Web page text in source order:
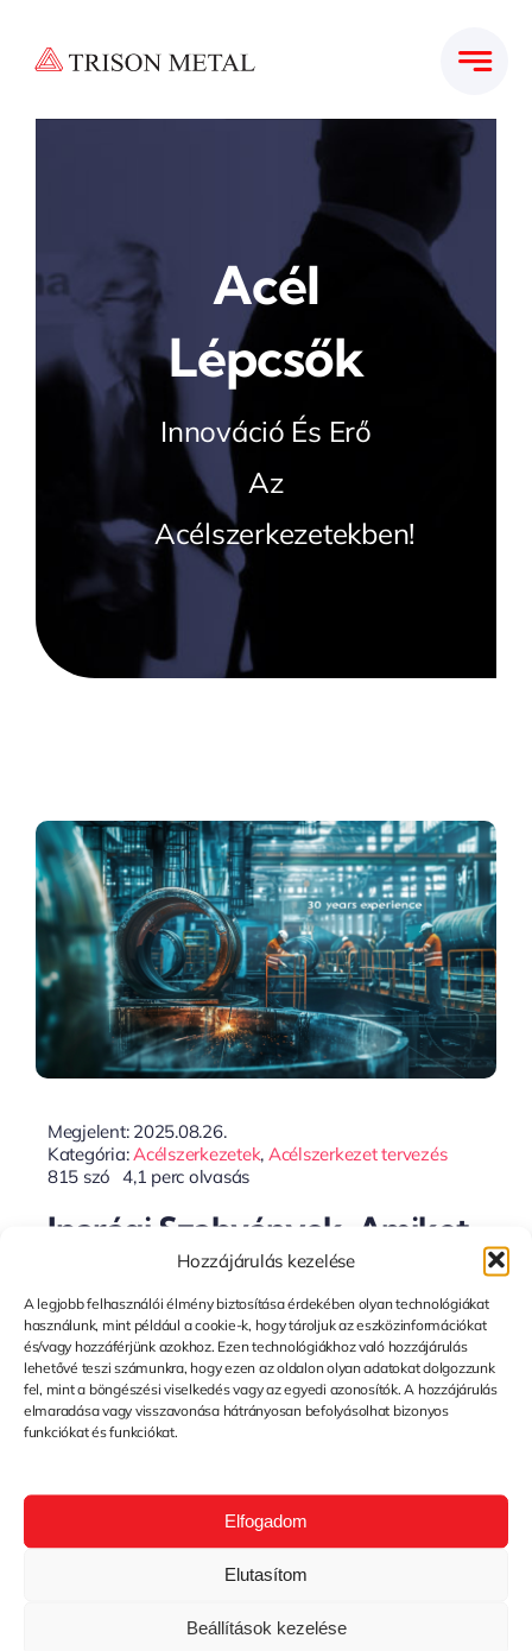
Hozzájárulás kezelése
A legjobb felhasználói élmény biztosítása érdekében olyan technológiákat
használunk, mint például a cookie-k, hogy tároljuk az eszközinformációkat
és/vagy hozzáférjünk azokhoz. Ezen technológiákhoz való hozzájárulás
lehetővé teszi számunkra, hogy ezen az oldalon olyan adatokat dolgozzunk
fel, mint a böngészési viselkedés vagy az egyedi azonosítók. A hozzájárulás
elmaradása vagy visszavonása hátrányosan befolyásolhat bizonyos
funkciókat és funkciókat.
Elfogadom
Elutasítom
Beállítások kezelése
Acél
Lépcsők
Innováció És Erő
Az
Acélszerkezetekben!
Megjelent: 2025.08.26.
Kategória:Acélszerkezetek, Acélszerkezet tervezés
815 szó 4,1 perc olvasás
Iparági Szabványok, Amiket
Vállalunk – Miért Számít A 30
Év Tapasztalat?
Tovább...